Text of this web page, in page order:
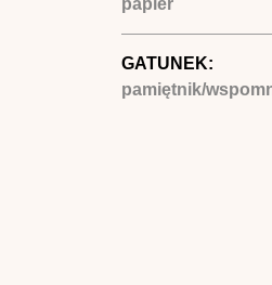
papier
GATUNEK:
pamiętnik/